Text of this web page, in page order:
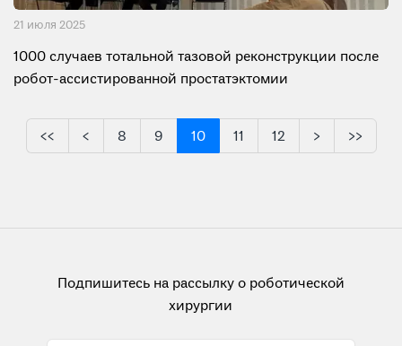
21 июля 2025
1000 случаев тотальной тазовой реконструкции после
робот-ассистированной простатэктомии
<< < 8 9 10 11 12 > >>
Подпишитесь на рассылку о роботической
хирургии